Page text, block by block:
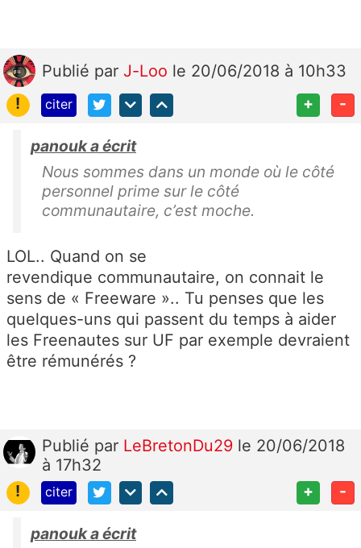
Publié par J-Loo le 20/06/2018 à 10h33
!
citer + -
panouk a écrit
Nous sommes dans un monde où le côté
personnel prime sur le côté
communautaire, c’est moche.
LOL.. Quand on se
revendique communautaire, on connait le
sens de « Freeware ».. Tu penses que les
quelques-uns qui passent du temps à aider
les Freenautes sur UF par exemple devraient
être rémunérés ?
Publié par LeBretonDu29 le 20/06/2018
à 17h32
!
citer + -
panouk a écrit